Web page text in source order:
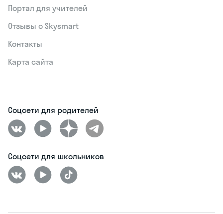
Портал для учителей
Отзывы о Skysmart
Контакты
Карта сайта
Соцсети для родителей
Соцсети для школьников